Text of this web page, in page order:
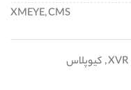
XMEYE, CMS
XVR
, کیوپلاس